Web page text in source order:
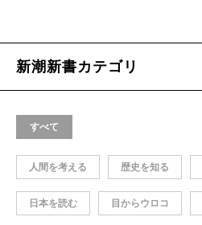
新潮新書カテゴリ
すべて
人間を考える 歴史を知る
日本を読む 目からウロコ